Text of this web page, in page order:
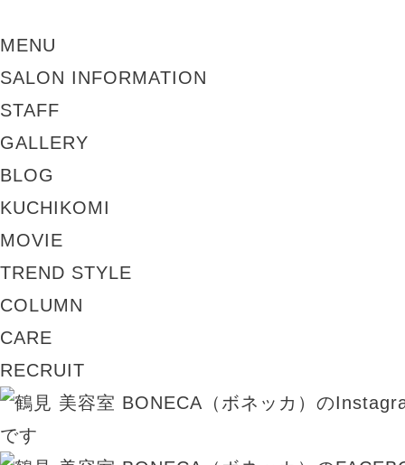
MENU
SALON INFORMATION
STAFF
GALLERY
BLOG
KUCHIKOMI
MOVIE
TREND STYLE
COLUMN
CARE
RECRUIT